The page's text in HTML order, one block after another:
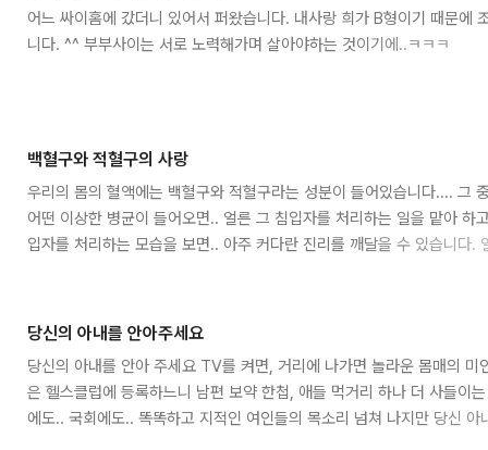
법에 대하여 ..
어느 싸이홈에 갔더니 있어서 퍼왔습니다. 내사랑 희가 B형이기 때문에
니다. ^^ 부부사이는 서로 노력해가며 살아야하는 것이기에..ㅋㅋㅋ
백혈구와 적혈구의 사랑
우리의 몸의 혈액에는 백혈구와 적혈구라는 성분이 들어있습니다.... 그
어떤 이상한 병균이 들어오면.. 얼른 그 침입자를 처리하는 일을 맡아 하
입자를 처리하는 모습을 보면.. 아주 커다란 진리를 깨달을 수 있습니다.
닙니다. 그저 침입자에게 가까이 다가가 자신의 가슴을 활짝 열어주며
당신의 아내를 안아주세요
당신의 아내를 안아 주세요 TV를 켜면, 거리에 나가면 놀라운 몸매의 미
은 헬스클럽에 등록하느니 남편 보약 한첩, 애들 먹거리 하나 더 사들이
에도.. 국회에도.. 똑똑하고 지적인 여인들의 목소리 넘쳐 나지만 당신